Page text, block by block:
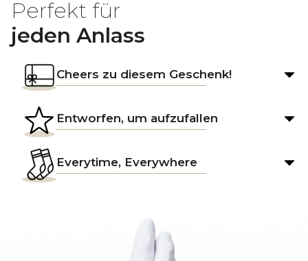
Perfekt für
jeden Anlass
Cheers zu diesem Geschenk!
Entworfen, um aufzufallen
Everytime, Everywhere